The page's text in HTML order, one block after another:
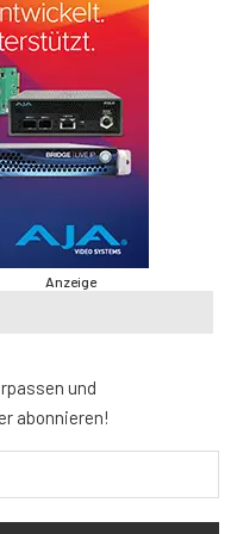
Anzeige
und
abonnieren!